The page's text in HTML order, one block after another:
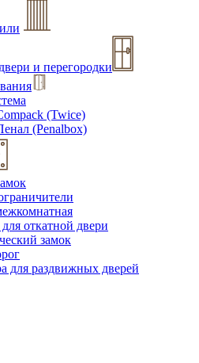
и перегородки
(Twice)
(Penalbox)
откатной двери
замок
для раздвижных дверей